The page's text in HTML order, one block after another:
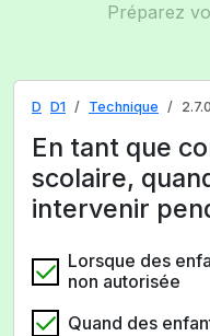
Préparez
D D1 Technique
En tant que
scolaire,
intervenir
Lorsque des
non autorisée
Quand des